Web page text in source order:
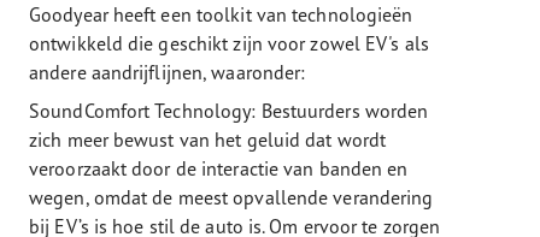
Goodyear heeft een toolkit van technologieën
ontwikkeld die geschikt zijn voor zowel EV's als
andere aandrijflijnen, waaronder:
SoundComfort Technology: Bestuurders worden
zich meer bewust van het geluid dat wordt
veroorzaakt door de interactie van banden en
wegen, omdat de meest opvallende verandering
bij EV’s is hoe stil de auto is. Om ervoor te zorgen